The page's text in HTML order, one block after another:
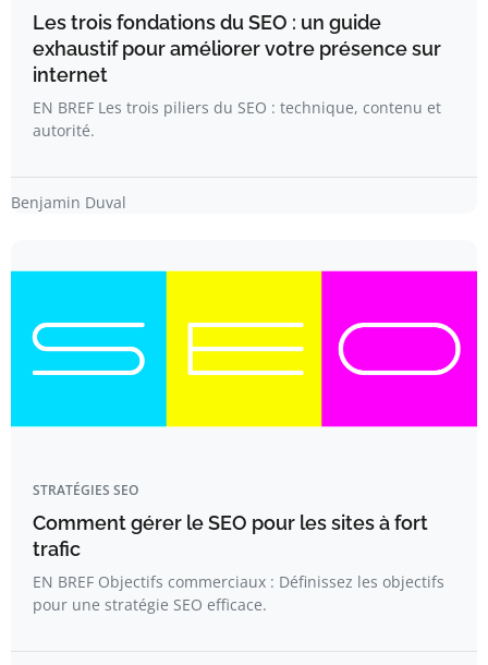
Les trois fondations du SEO : un guide
exhaustif pour améliorer votre présence sur
internet
EN BREF Les trois piliers du SEO : technique, contenu et
autorité.
Benjamin Duval
STRATÉGIES SEO
Comment gérer le SEO pour les sites à fort
trafic
EN BREF Objectifs commerciaux : Définissez les objectifs
pour une stratégie SEO efficace.